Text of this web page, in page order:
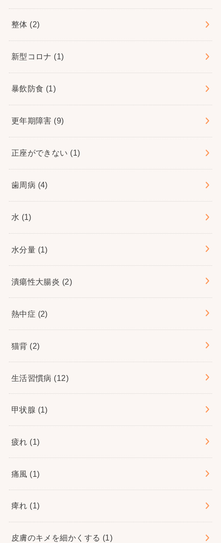
整体 (2)
新型コロナ (1)
暴飲防食 (1)
更年期障害 (9)
正座ができない (1)
歯周病 (4)
水 (1)
水分量 (1)
潰瘍性大腸炎 (2)
熱中症 (2)
猫背 (2)
生活習慣病 (12)
甲状腺 (1)
疲れ (1)
痛風 (1)
痺れ (1)
皮膚のキメを細かくする (1)